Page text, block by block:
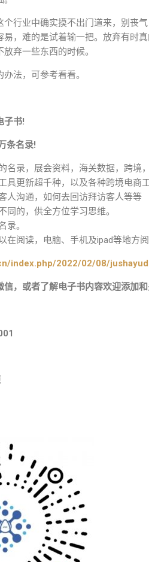
个行业中确实摸不出门道来，别丧
易，难的是试着输一把。放弃有时
弃一些东西的时候。
法，可参考看看。
子书!
条名录!
名录，展会资料，海关数据，跨境
具更新超千种，以及各种跨境电商
人沟通，如何去回访拜访客人等等
同的，供全方位学习思维。
录。
在阅读，电脑、手机及ipad等地方
index.php/2022/02/08/
信，或者了解电子书内容欢迎添加